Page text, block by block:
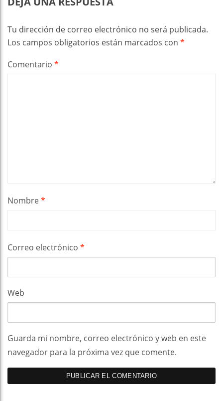
Tu dirección de correo electrónico no será publicada.
Los campos obligatorios están marcados con *
Comentario *
Nombre*
Correo electrónico *
Web
Guarda mi nombre, correo electrónico y web en este
navegador para la próxima vez que comente.